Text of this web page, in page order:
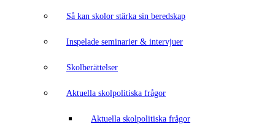
Så kan skolor stärka sin beredskap
Inspelade seminarier & intervjuer
Skolberättelser
Aktuella skolpolitiska frågor
Aktuella skolpolitiska frågor